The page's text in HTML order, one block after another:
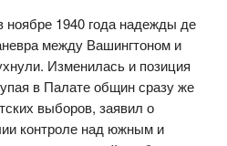
1940 года надежды де
между Вашингтоном и
Изменилась и позиция
в Палате общин сразу же
выборов, заявил о
контроле над южным и